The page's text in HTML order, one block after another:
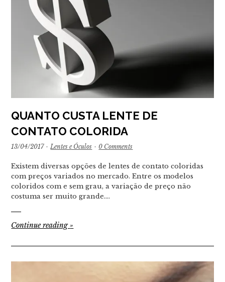
QUANTO CUSTA LENTE DE
CONTATO COLORIDA
13/04/2017 · Lentes e Óculos · 0 Comments
Existem diversas opções de lentes de contato coloridas
com preços variados no mercado. Entre os modelos
coloridos com e sem grau, a variação de preço não
costuma ser muito grande.…
Continue reading»